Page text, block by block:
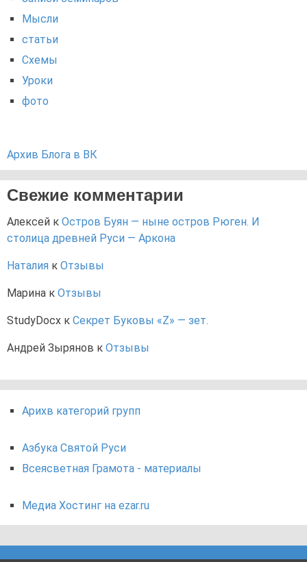
Мысли
статьи
Схемы
Уроки
фото
Архив Блога в ВК
Свежие комментарии
Алексей к Остров Буян — ныне остров Рюген. И
столица древней Руси — Аркона
Наталия к Отзывы
Марина к Отзывы
StudyDocx к Секрет Буковы «Z» — зет.
Андрей Зырянов к Отзывы
Арихв категорий групп
Азбука Святой Руси
Всеясветная Грамота - материалы
Медиа Хостинг на ezar.ru